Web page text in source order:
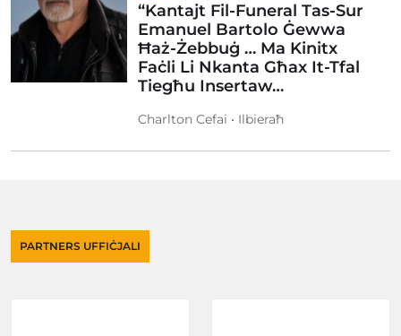
“Kantajt Fil-Funeral Tas-Sur
Emanuel Bartolo Ġewwa
Ħaż-Żebbuġ … Ma Kinitx
Faċli Li Nkanta Għax It-Tfal
Tiegħu Insertaw…
Charlton Cefai • Ilbieraħ
PARTNERS UFFIĊJALI